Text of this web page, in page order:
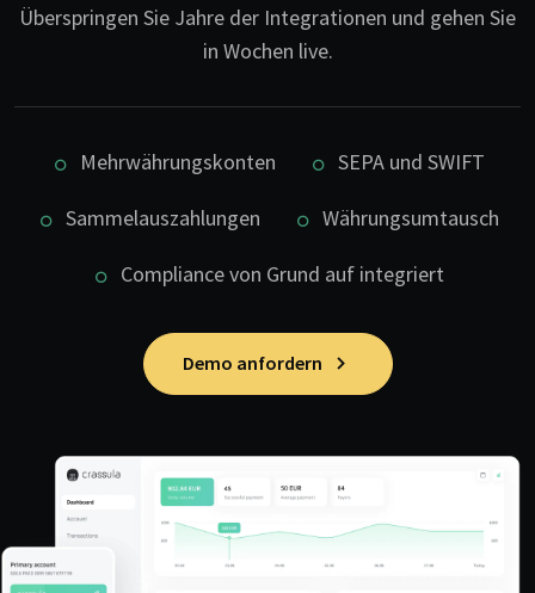
Überspringen Sie Jahre der Integrationen und gehen Sie
in Wochen live.
Mehrwährungskonten SEPA und SWIFT
Sammelauszahlungen Währungsumtausch
Compliance von Grund auf integriert
Demo anfordern